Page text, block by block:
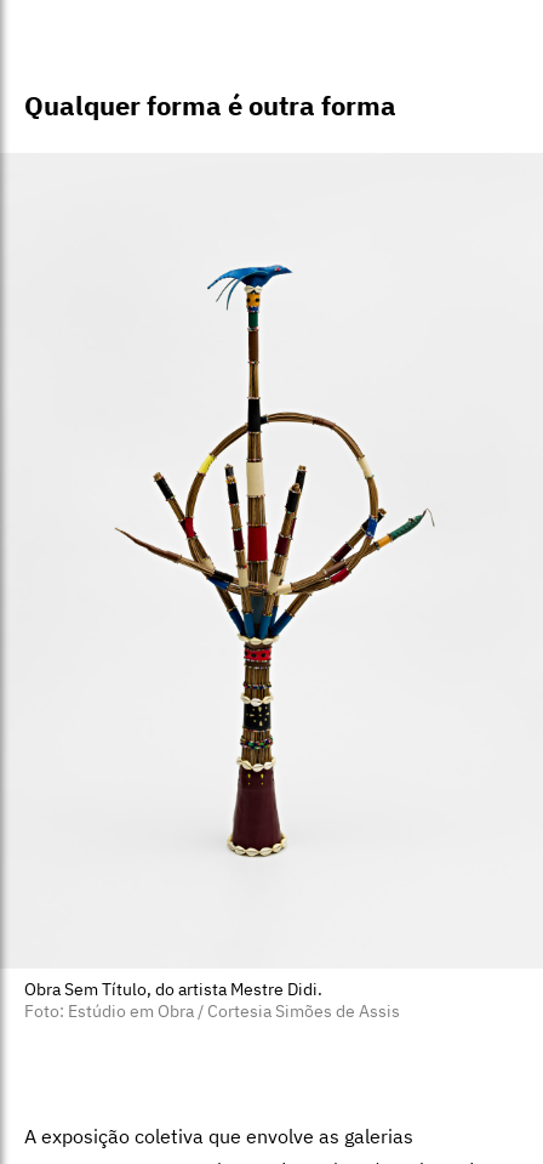
Qualquer forma é outra forma
Obra Sem Título, do artista Mestre Didi.
Foto: Estúdio em Obra / Cortesia Simões de Assis
A exposição coletiva que envolve as galerias